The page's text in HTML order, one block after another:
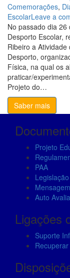
Comemorações,
EscolarLeave a
No passado dia
Desporto Escolar,
Ribeiro a
Desporto,
Física, na qual os
praticar/
Projeto do…
Saber mais
Projeto
PAA
Legislação
Auto
Ligações
Suporte
Necessary
These
cookies are
not
optional.
They are
needed for
the website
to function.
Statistics
In order for
us to
improve the
website's
functionality
structure,
how the
website is